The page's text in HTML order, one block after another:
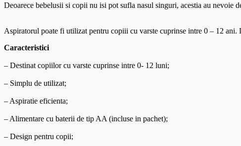
Deoarece bebelusii si copii nu isi pot sufla nasul singuri, acestia au nevoie
Aspiratorul poate fi utilizat pentru copiii cu varste cuprinse intre 0 – 12
Caracteristici
– Destinat copiilor cu varste cuprinse intre 0- 12 luni;
– Simplu de utilizat;
– Aspiratie eficienta;
– Alimentare cu baterii de tip AA (incluse in pachet);
– Design pentru copii;